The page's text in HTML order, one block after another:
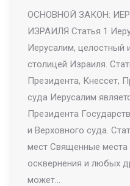
ОСНОВНОЙ ЗАКОН:
ИЗРАИЛЯ Статья 1
Иерусалим, целостный
столицей Израиля.
Президента, Кнессет,
суда Иерусалим
Президента
и Верховного суда.
мест Священные места
осквернения и любых
может…